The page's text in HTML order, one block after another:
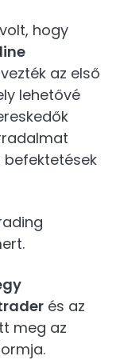
hogy
az első
lehetővé
és az
meg az